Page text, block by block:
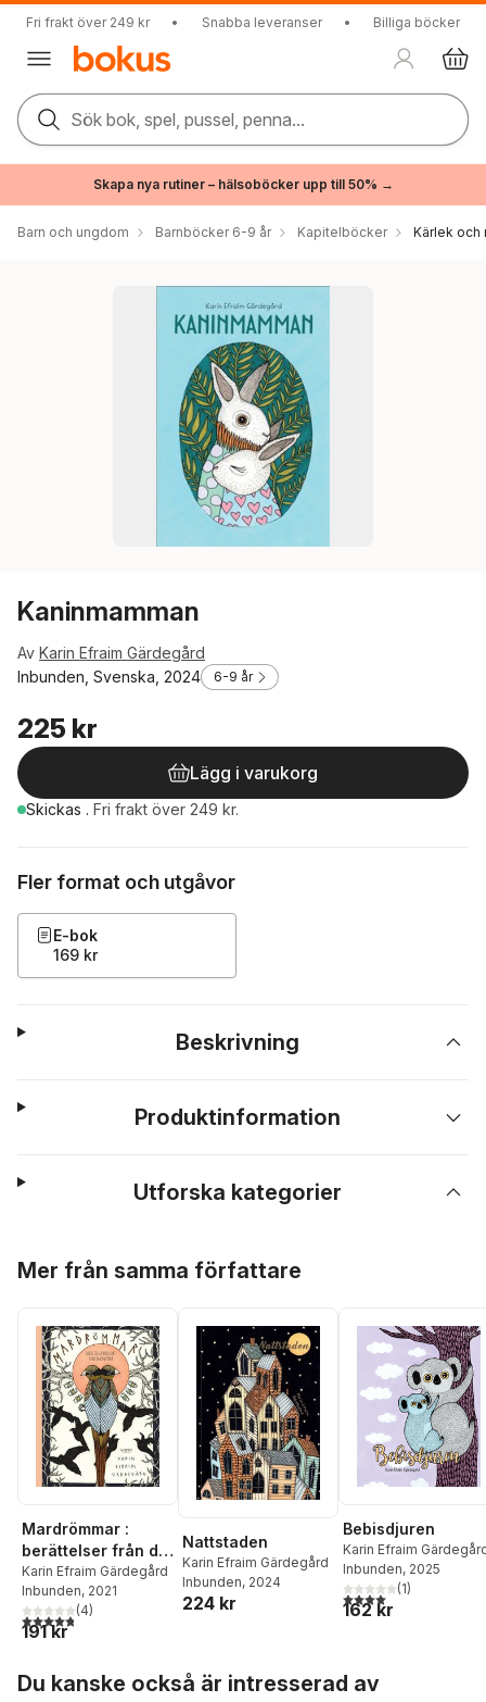
Fri frakt över 249 kr • Snabba leveranser • Billiga böcker
Sök bok, spel, pussel, penna...
Skapa nya rutiner – hälsoböcker upp till 50% →
Barn och ungdom Barnböcker 6-9 år Kapitelböcker Kärlek och
Kaninmamman
Av Karin Efraim Gärdegård
Inbunden, Svenska, 2024
6-9 år
225 kr
Lägg i varukorg
Skickas . Fri frakt över 249 kr.
Fler format och utgåvor
E-bok
169 kr
Beskrivning
Produktinformation
Utforska kategorier
Mer från samma författare
Mardrömmar :
berättelser från det
undermedvetna
Karin Efraim Gärdegård
Inbunden, 2021
4,8utav 5 stjärnor. Totalt antal röster:
(4)
191 kr
Nattstaden
Karin Efraim Gärdegård
Inbunden, 2024
224 kr
Bebisdjuren
Karin Efraim
Inbunden, 2025
4,0utav 5 stjärnor.
(1)
162 kr
Du kanske också är intresserad av